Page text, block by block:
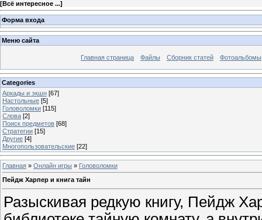
[Всё интересное ...]
Форма входа
Меню сайта
Главная страница Файлы Сборник статей Фотоальбомы
Categories
Аркады и экшн [67]
Настольные [5]
Головоломки [115]
Слова [2]
Поиск предметов [68]
Стратегии [15]
Другие [4]
Многопользовательские [22]
Главная » Онлайн игры » Головоломки
Пейдж Харпер и книга тайн
Разыскивая редкую книгу, Пейдж